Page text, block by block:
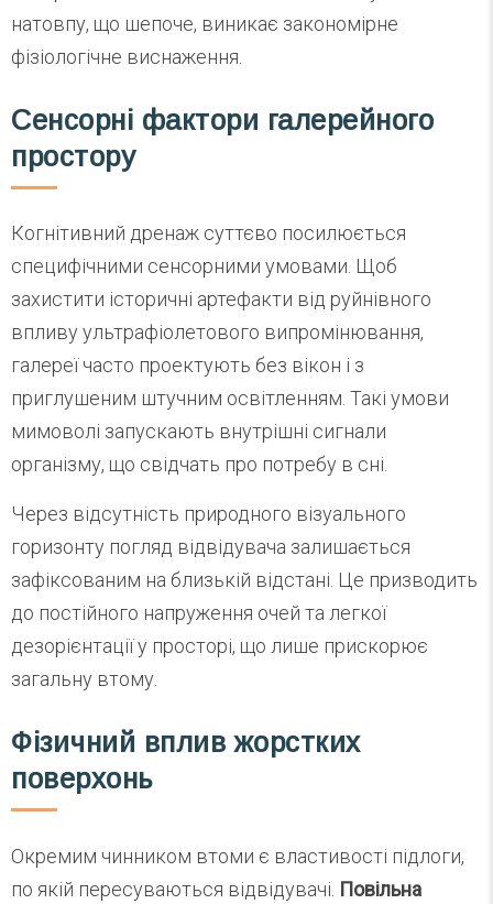
натовпу, що шепоче, виникає закономірне
фізіологічне виснаження.
Сенсорні фактори галерейного
простору
Когнітивний дренаж суттєво посилюється
специфічними сенсорними умовами. Щоб
захистити історичні артефакти від руйнівного
впливу ультрафіолетового випромінювання,
галереї часто проектують без вікон і з
приглушеним штучним освітленням. Такі умови
мимоволі запускають внутрішні сигнали
організму, що свідчать про потребу в сні.
Через відсутність природного візуального
горизонту погляд відвідувача залишається
зафіксованим на близькій відстані. Це призводить
до постійного напруження очей та легкої
дезорієнтації у просторі, що лише прискорює
загальну втому.
Фізичний вплив жорстких
поверхонь
Окремим чинником втоми є властивості підлоги,
по якій пересуваються відвідувачі. Повільна